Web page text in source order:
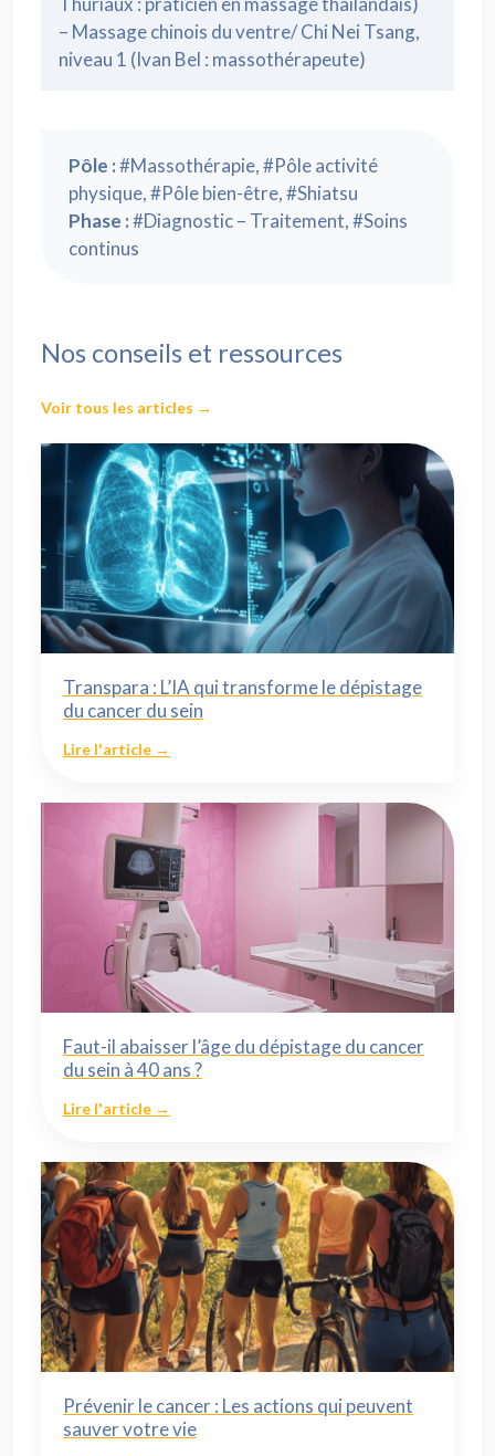
– Massage chinois du ventre/ Chi Nei Tsang,
niveau 1 (Ivan Bel : massothérapeute)
Pôle :#Massothérapie, #Pôle activité
physique, #Pôle bien-être, #Shiatsu
Phase :#Diagnostic – Traitement, #Soins
continus
Nos conseils et ressources
Voir tous les articles →
Transpara : L’IA qui transforme le dépistage
du cancer du sein
Lire l'article →
Faut-il abaisser l’âge du dépistage du cancer
du sein à 40 ans ?
Lire l'article →
Prévenir le cancer : Les actions qui peuvent
sauver votre vie